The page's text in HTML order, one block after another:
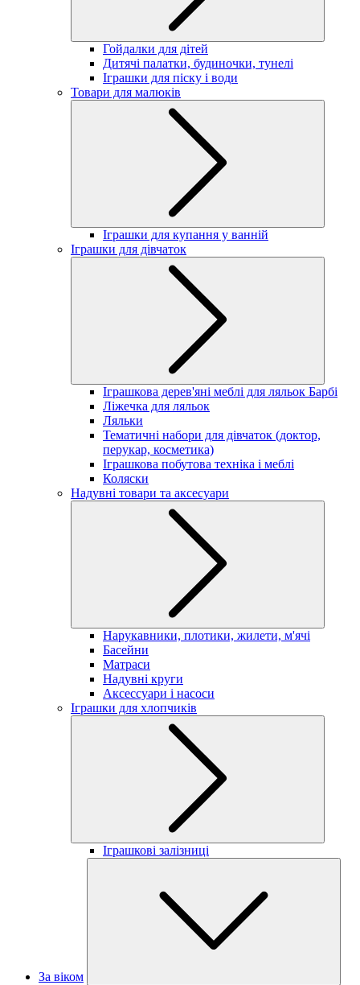
Гойдалки для дітей
Дитячі палатки, будиночки, тунелі
Іграшки для піску і води
Товари для малюків
Іграшки для купання у ванній
Іграшки для дівчаток
Іграшкова дерев'яні меблі для ляльок Барбі
Ліжечка для ляльок
Ляльки
Тематичні набори для дівчаток (доктор,
перукар, косметика)
Іграшкова побутова техніка і меблі
Коляски
Надувні товари та аксесуари
Нарукавники, плотики, жилети, м'ячі
Басейни
Матраси
Надувні круги
Аксессуари і насоси
Іграшки для хлопчиків
Іграшкові залізниці
За віком